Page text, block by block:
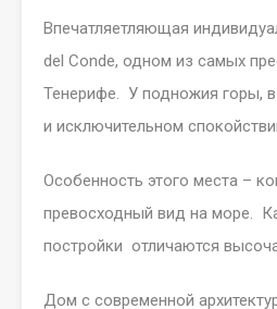
Впечатляетляющая
del Conde, одном из самых
Тенерифе. У подножия горы, в
и исключительном
Особенность этого места –
превосходный вид на море.
постройки отличаются
Дом с современной